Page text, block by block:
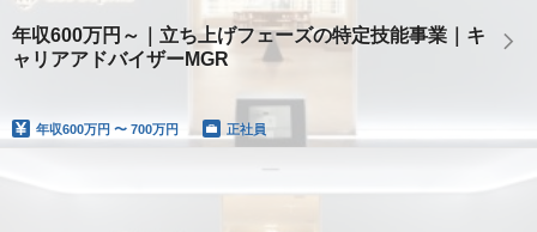
年収600万円～｜立ち上げフェーズの特定技能事業｜キ
ャリアアドバイザーMGR
年収600万円 〜 700万円 正社員